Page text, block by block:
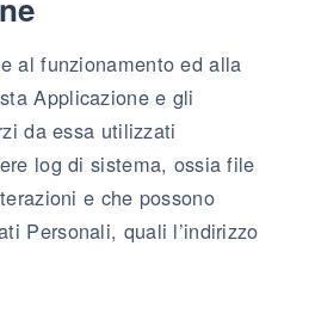
al funzionamento ed alla
Applicazione e gli
da essa utilizzati
log di sistema, ossia file
e che possono
Personali, quali l’indirizzo